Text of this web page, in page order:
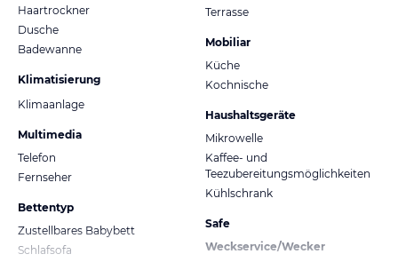
Haartrockner
Dusche
Badewanne
Klimatisierung
Klimaanlage
Multimedia
Telefon
Fernseher
Bettentyp
Zustellbares Babybett
Schlafsofa
Terrasse
Mobiliar
Küche
Kochnische
Haushaltsgeräte
Mikrowelle
Kaffee- und
Teezubereitungsmöglichkeiten
Kühlschrank
Safe
Weckservice/Wecker